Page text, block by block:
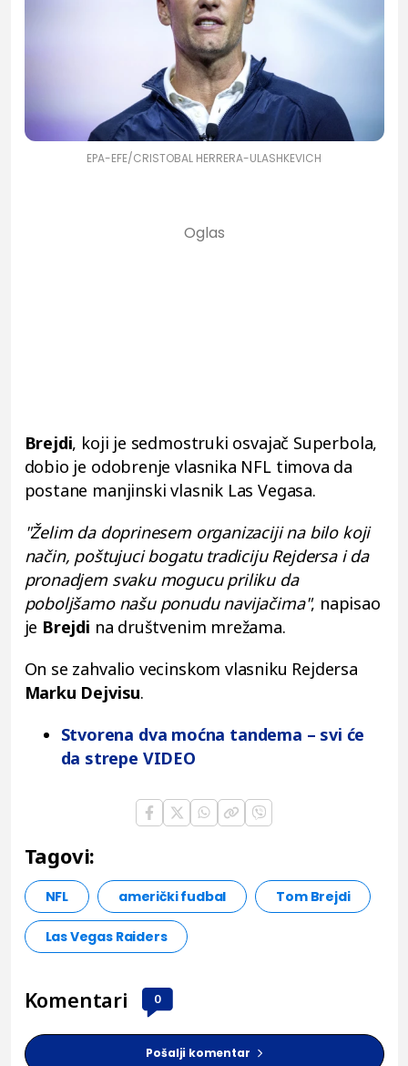
EPA-EFE/CRISTOBAL HERRERA-ULASHKEVICH
Brejdi, koji je sedmostruki osvajač Superbola,
dobio je odobrenje vlasnika NFL timova da
postane manjinski vlasnik Las Vegasa.
"Želim da doprinesem organizaciji na bilo koji
način, poštujuci bogatu tradiciju Rejdersa i da
pronadjem svaku mogucu priliku da
poboljšamo našu ponudu navijačima", napisao
je Brejdi na društvenim mrežama.
On se zahvalio vecinskom vlasniku Rejdersa
Marku Dejvisu.
Stvorena dva moćna tandema – svi će
da strepe VIDEO
Tagovi:
NFL američki fudbal Tom Brejdi
Las Vegas Raiders
Komentari 0
Pošalji komentar